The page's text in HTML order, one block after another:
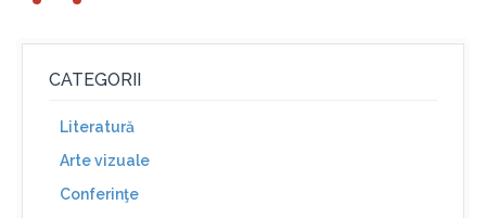
CATEGORII
Literatură
Arte vizuale
Conferinţe